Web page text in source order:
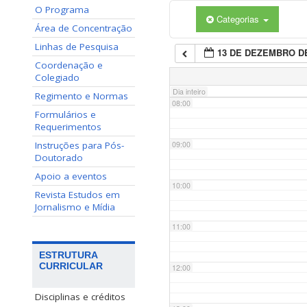
O Programa
Área de Concentração
Linhas de Pesquisa
Coordenação e
Colegiado
Regimento e Normas
Formulários e
Requerimentos
Instruções para Pós-
Doutorado
Apoio a eventos
Revista Estudos em
Jornalismo e Mídia
ESTRUTURA
CURRICULAR
Disciplinas e créditos
Categorias
13 DE DEZEMBRO
Dia inteiro
07:00
08:00
09:00
10:00
11:00
12:00